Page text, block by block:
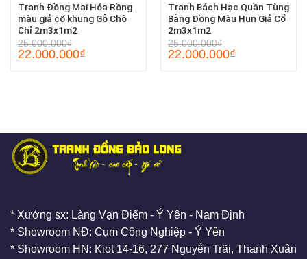
Tranh Đồng Mai Hóa Rồng
màu giả cổ khung Gỗ Chò
Chỉ 2m3x1m2
25.000.000₫
22.000.000₫
Tranh Bách Hạc Quần Tùng
Bằng Đồng Màu Hun Giả Cổ
2m3x1m2
25.000.000₫
22.000.000₫
* Xưởng sx: Làng Vạn Điểm - Ý Yên - Nam Định
* Showroom NĐ: Cụm Công Nghiệp - Ý Yên
* Showroom HN: Kiot 14-16, 277 Nguyễn Trãi, Thanh Xuân